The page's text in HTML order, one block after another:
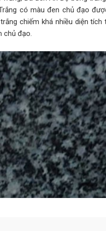
có màu đen chủ đạo
chiếm khá nhiều diện
chủ đạo.